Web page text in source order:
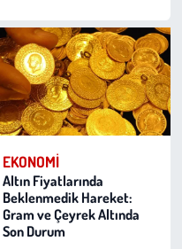
EKONOMI
Altın Fiyatlarında
Beklenmedik Hareket:
Gram ve Çeyrek Altında
Son Durum